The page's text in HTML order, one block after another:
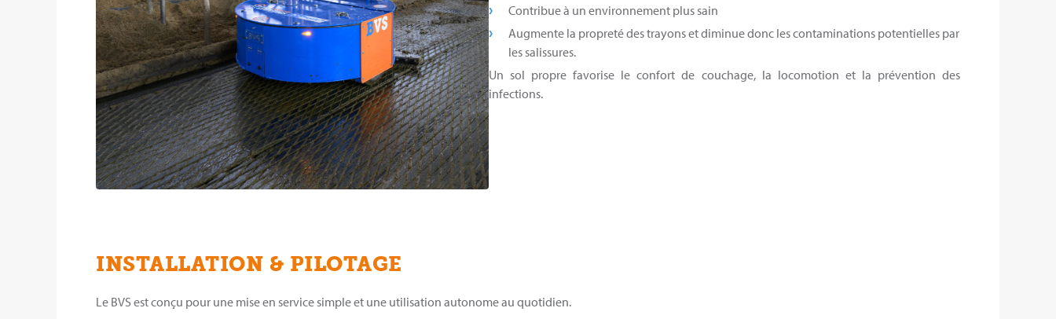
Contribue à un environnement plus sain
Augmente la propreté des trayons et diminue donc les contaminations potentielles par
les salissures.
Un sol propre favorise le confort de couchage, la locomotion et la prévention des
infections.
INSTALLATION & PILOTAGE
Le BVS est conçu pour une mise en service simple et une utilisation autonome au quotidien.